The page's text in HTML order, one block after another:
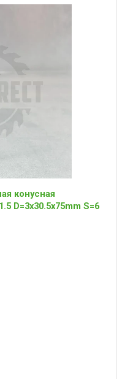
конусная
D=3x30.5x75mm S=6